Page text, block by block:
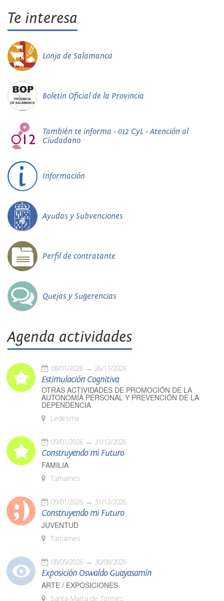
Te interesa
Lonja de Salamanca
Boletín Oficial de la Provincia
También te informa - 012 CyL - Atención al
Ciudadano
Información
Ayudas y Subvenciones
Perfil de contratante
Quejas y Sugerencias
Agenda actividades
08/01/2026 26/11/2026
Estimulación Cognitiva
OTRAS ACTIVIDADES DE PROMOCIÓN DE LA
AUTONOMÍA PERSONAL Y PREVENCIÓN DE LA
DEPENDENCIA
Ledesma
09/01/2026 31/12/2026
Construyendo mi Futuro
FAMILIA
Tamames
09/01/2026 31/12/2026
Construyendo mi Futuro
JUVENTUD
Tamames
08/05/2026 30/08/2026
Exposición Oswaldo Guayasamín
ARTE / EXPOSICIONES
Santa Marta de Tormes